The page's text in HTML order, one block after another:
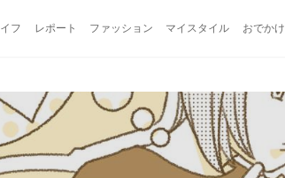
フ レポート ファッション マイスタイル おでかけ